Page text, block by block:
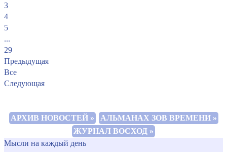
3
4
5
...
29
Предыдущая
Все
Следующая
АРХИВ НОВОСТЕЙ »
АЛЬМАНАХ ЗОВ ВРЕМЕНИ »
ЖУРНАЛ ВОСХОД »
Мысли на каждый день